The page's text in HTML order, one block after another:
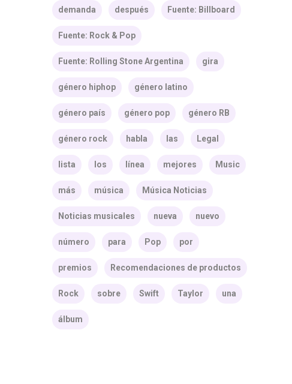
demanda después Fuente: Billboard
Fuente: Rock & Pop
Fuente: Rolling Stone Argentina gira
género hiphop género latino
género país género pop género RB
género rock habla las Legal
lista los línea mejores Music
más música Música Noticias
Noticias musicales nueva nuevo
número para Pop por
premios Recomendaciones de productos
Rock sobre Swift Taylor una
álbum